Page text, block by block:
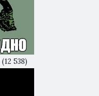
(12 538)